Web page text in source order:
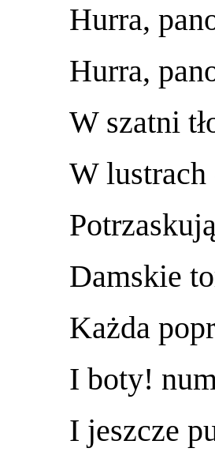
Hurra,
Hurra,
W szatni
W lustrach
Potrzaskują
Damskie
Każda
I boty!
I jeszcze